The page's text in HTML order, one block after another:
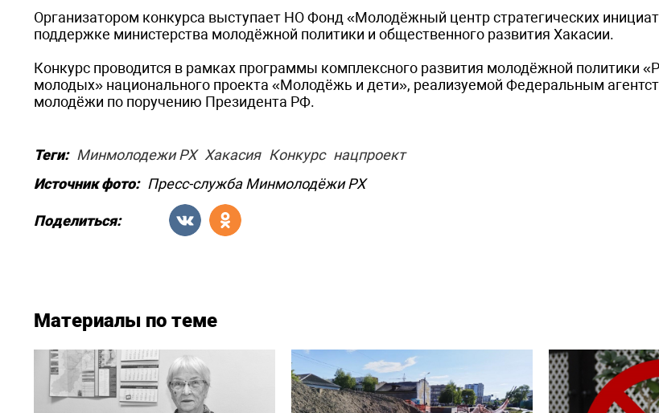
Организатором конкурса выступает НО Фонд «Молодёжный центр стратегических
поддержке министерства молодёжной политики и общественного развития Хакасии.
Конкурс проводится в рамках программы комплексного развития молодёжной политики
молодых» национального проекта «Молодёжь и дети», реализуемой Федеральным
молодёжи по поручению Президента РФ.
Теги: Минмолодежи РХ Хакасия Конкурс нацпроект
Источник фото: Пресс-служба Минмолодёжи РХ
Поделиться:
Материалы по теме